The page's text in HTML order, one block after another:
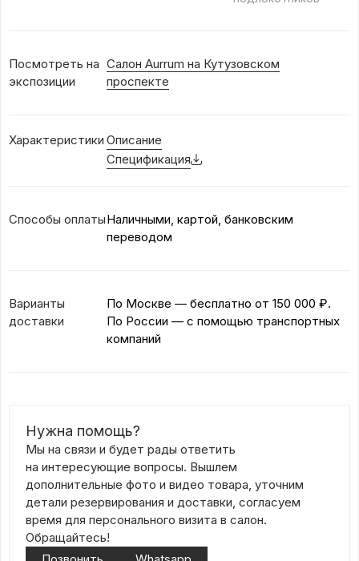
Посмотреть на
экспозиции
Салон Aurrum на Кутузовском
проспекте
Характеристики Описание
Спецификация
Способы оплатыНаличными, картой, банковским
переводом
Варианты
доставки
По Москве — бесплатно от 150 000 ₽.
По России — с помощью транспортных
компаний
Нужна помощь?
Мы на связи и будет рады ответить
на интересующие вопросы. Вышлем
дополнительные фото и видео товара, уточним
детали резервирования и доставки, согласуем
время для персонального визита в салон.
Обращайтесь!